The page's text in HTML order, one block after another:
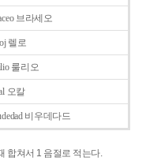
브라세오
렐로
룰리오
오칼
비우데다드
합쳐서 1 음절로 적는다.